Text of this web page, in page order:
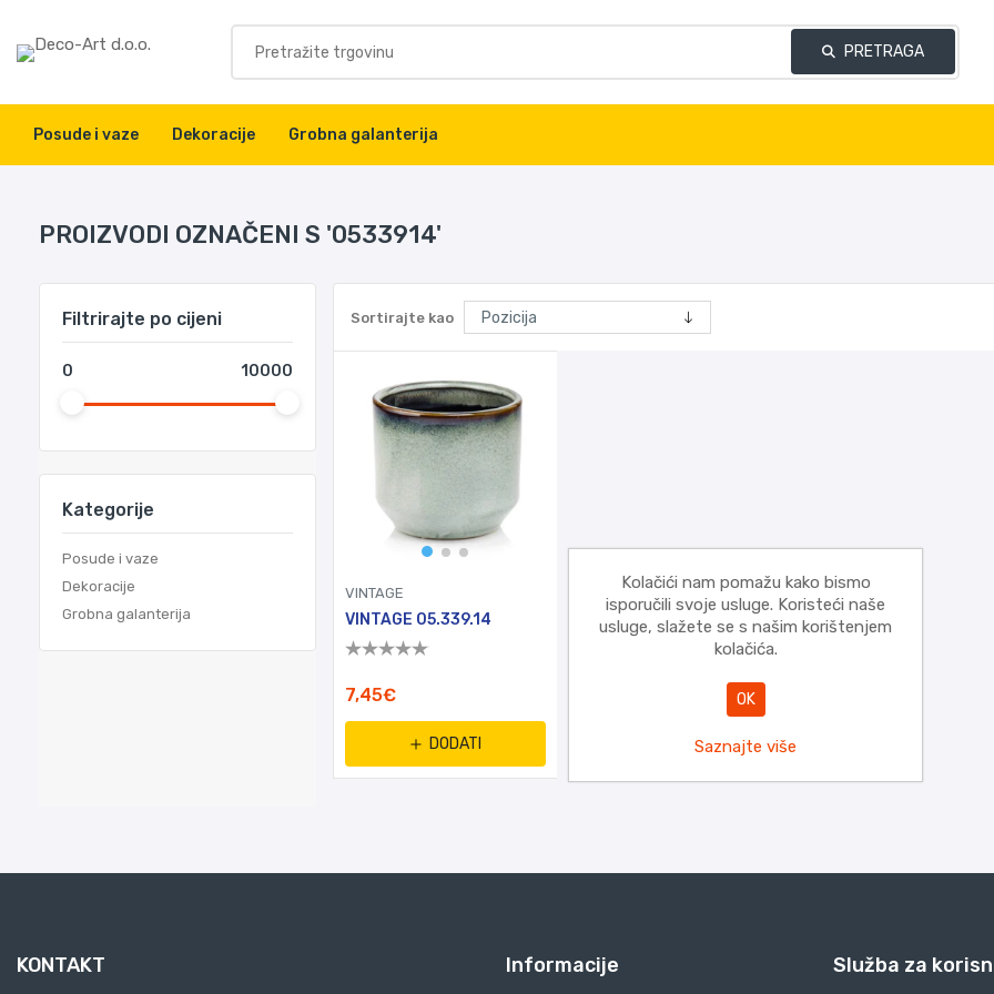
PRETRAGA
Posude i vaze Dekoracije Grobna galanterija
PROIZVODI OZNAČENI S '0533914'
Filtrirajte po cijeni
0 10000
Kategorije
Posude i vaze
Dekoracije
Grobna galanterija
Sortirajte kao
VINTAGE
VINTAGE 05.339.14
7,45€
DODATI
KONTAKT Informacije Služba za
Kolačići nam pomažu kako bismo
isporučili svoje usluge. Koristeći naše
usluge, slažete se s našim korištenjem
kolačića.
OK
Saznajte više